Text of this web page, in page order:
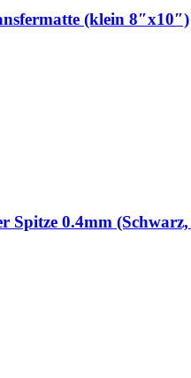
(klein 8″x10″)
Spitze 0.4mm